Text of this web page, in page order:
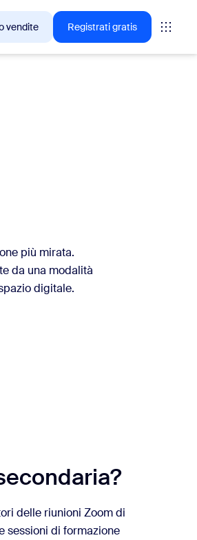
vendite Registrati gratis
più mirata.
da una modalità
digitale.
delle riunioni Zoom di
sessioni di formazione